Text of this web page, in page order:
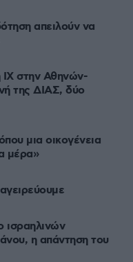
απειλούν να
στην Αθηνών-
της ΔΙΑΣ, δύο
μια οικογένεια
μέρα»
ισραηλινών
η απάντηση του